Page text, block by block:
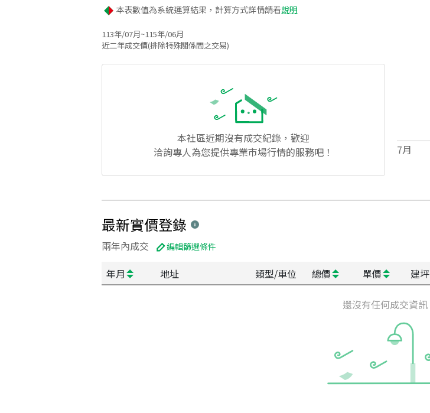
本表數值為系統運算結果，計算方式詳情請看說明
113年/07月~115年/06月
近二年成交價(排除特殊關係間之交易)
本社區近期沒有成交紀錄，歡迎
洽詢專人為您提供專業市場行情的服務吧！
7月
最新實價登錄
兩年內成交 編輯篩選條件
年月 地址 類型/車位 總價 單價 建坪
還沒有任何成交資訊